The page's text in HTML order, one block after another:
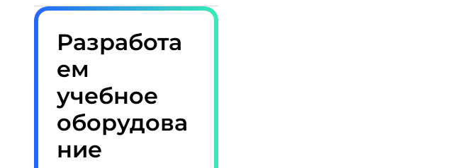
Разработа
ем
учебное
оборудова
ние